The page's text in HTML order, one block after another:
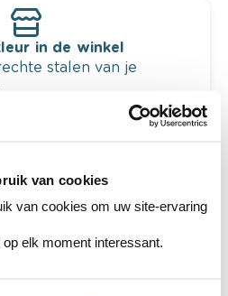
van cookies
van cookies om uw site-ervaring
elk moment interessant.
in de winkel
stalen van je
tinten om je kleur